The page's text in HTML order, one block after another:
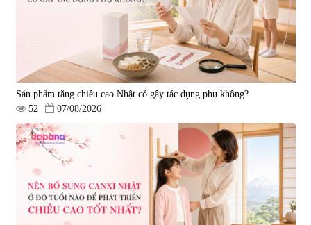
Sản phẩm tăng chiều cao Nhật có gây tác dụng phụ không?
52
07/08/2026